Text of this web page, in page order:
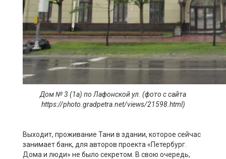
Дом № 3 (1а) по Лафонскойул. (фото с сайта
https://photo.gradpetra.net/views/21598.html)
Выходит, проживание Тани в здании, которое сейчас
занимает банк, для авторов проекта «Петербург.
Дома и люди» не было секретом. В свою очередь,